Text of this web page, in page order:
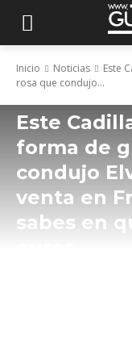
Inicio Noticias
Este
rosa que condujo...
Este
forma de
condujo
venta en
sabes en